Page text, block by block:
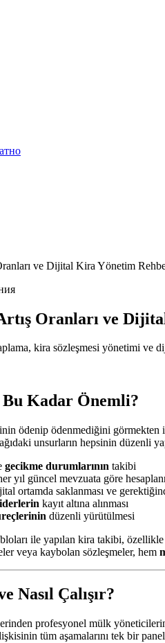
ve Dijital Kira Yönetim
Oranları ve
kira sözleşmesi yönetimi ve
Kadar Önemli?
ödenip ödenmediğini görmekten
unsurların hepsinin düzenli
gecikme durumlarının takibi
yıl güncel mevzuata göre
ortamda saklanması ve
kayıt altına alınması
düzenli yürütülmesi
ile yapılan kira takibi,
veya kaybolan sözleşmeler, hem
Nasıl Çalışır?
profesyonel mülk
tüm aşamalarını tek bir